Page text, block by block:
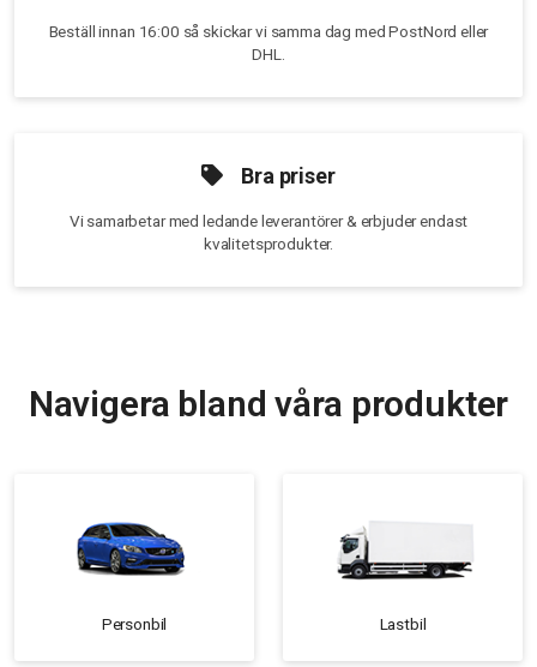
Beställ innan 16:00 så skickar vi samma dag med PostNord eller
DHL.
Bra priser
Vi samarbetar med ledande leverantörer & erbjuder endast
kvalitetsprodukter.
Navigera bland våra produkter
Personbil Lastbil